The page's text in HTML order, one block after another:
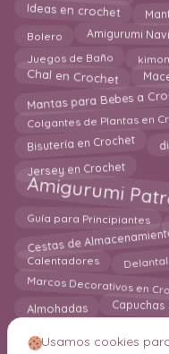
Ideas en crochet
Bolero Amigurumi
Juegos de Baño
Chal en Crochet
Mantas para Bebes a
Colgantes de Plantas en
Bisutería en Crochet
Jersey en Crochet
Amigurumi
Guía para Principiantes
Cestas de
Calentadores
Marcos Decorativos en
Almohadas
Usamos cookies